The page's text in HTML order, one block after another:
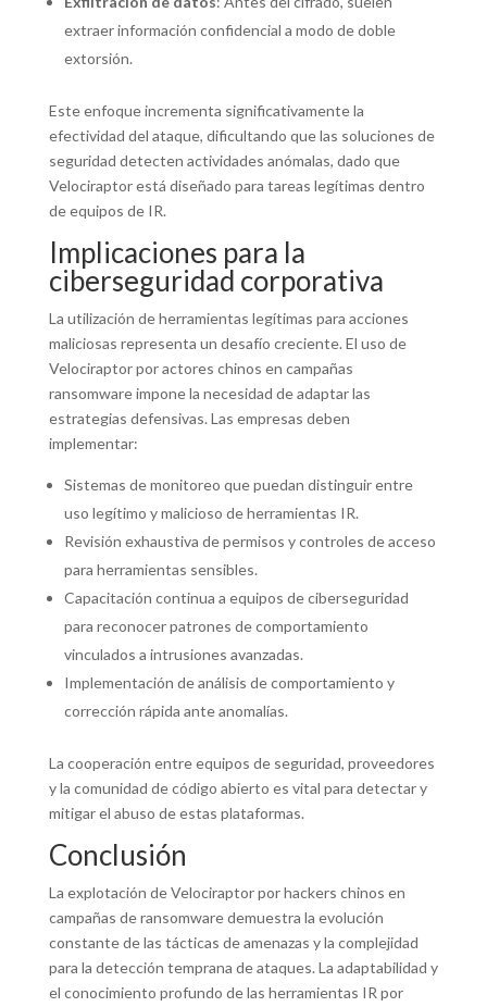
extraer información confidencial a modo de doble
extorsión.
Este enfoque incrementa significativamente la
efectividad del ataque, dificultando que las soluciones de
seguridad detecten actividades anómalas, dado que
Velociraptor está diseñado para tareas legítimas dentro
de equipos de IR.
Implicaciones para la
ciberseguridad corporativa
La utilización de herramientas legítimas para acciones
maliciosas representa un desafío creciente. El uso de
Velociraptor por actores chinos en campañas
ransomware impone la necesidad de adaptar las
estrategias defensivas. Las empresas deben
implementar:
Sistemas de monitoreo que puedan distinguir entre
uso legítimo y malicioso de herramientas IR.
Revisión exhaustiva de permisos y controles de acceso
para herramientas sensibles.
Capacitación continua a equipos de ciberseguridad
para reconocer patrones de comportamiento
vinculados a intrusiones avanzadas.
Implementación de análisis de comportamiento y
corrección rápida ante anomalías.
La cooperación entre equipos de seguridad, proveedores
y la comunidad de código abierto es vital para detectar y
mitigar el abuso de estas plataformas.
Conclusión
La explotación de Velociraptor por hackers chinos en
campañas de ransomware demuestra la evolución
constante de las tácticas de amenazas y la complejidad
para la detección temprana de ataques. La adaptabilidad y
el conocimiento profundo de las herramientas IR por